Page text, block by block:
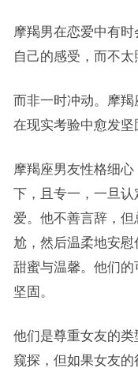
摩羯男在恋爱中有
自己的感受，而不太
而非一时冲动。摩
在现实考验中愈发坚
摩羯座男友性格细
下，且专一，一旦
爱。他不善言辞，
尬，然后温柔地安
甜蜜与温馨。他们
坚固。
他们是尊重女友的
窥探，但如果女友